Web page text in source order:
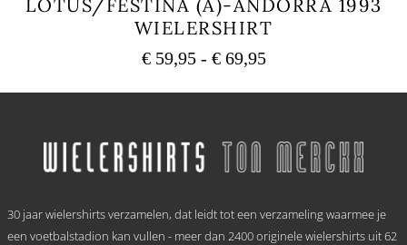
LOTUS/FESTINA (A)-ANDORRA 1993
WIELERSHIRT
€59,95 - €69,95Prijsklasse:
tot
variaties.
Deze
gekozen
worden
30 jaar wielershirts verzamelen, dat leidt tot een verzameling waarmee je
een voetbalstadion kan vullen - meer dan 2400 originele wielershirts uit 62